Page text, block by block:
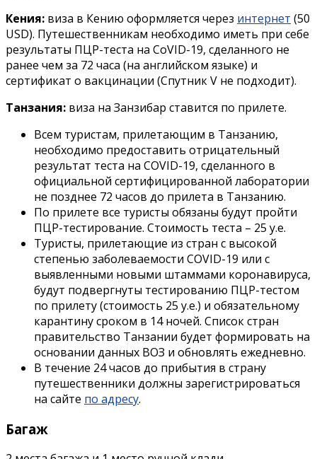
Кения: виза в Кению оформляется через интернет (50
USD). Путешественникам необходимо иметь при себе
результаты ПЦР-теста на CoVID-19, сделанного не
ранее чем за 72 часа (на английском языке) и
сертификат о вакцинации (Спутник V не подходит).
Танзания: виза на Занзибар ставится по прилете.
Всем туристам, прилетающим в Танзанию,
необходимо предоставить отрицательный
результат теста на COVID-19, сделанного в
официальной сертифицированной лаборатории
не позднее 72 часов до прилета в Танзанию.
По прилете все туристы обязаны будут пройти
ПЦР-тестирование. Стоимость теста – 25 у.е.
Туристы, прилетающие из стран с высокой
степенью заболеваемости COVID-19 или с
выявленными новыми штаммами коронавируса,
будут подвергнуты тестированию ПЦР-тестом
по прилету (стоимость 25 у.е.) и обязательному
карантину сроком в 14 ночей. Список стран
правительство Танзании будет формировать на
основании данных ВОЗ и обновлять ежедневно.
В течение 24 часов до прибытия в страну
путешественники должны зарегистрироваться
на сайте по адресу.
Багаж